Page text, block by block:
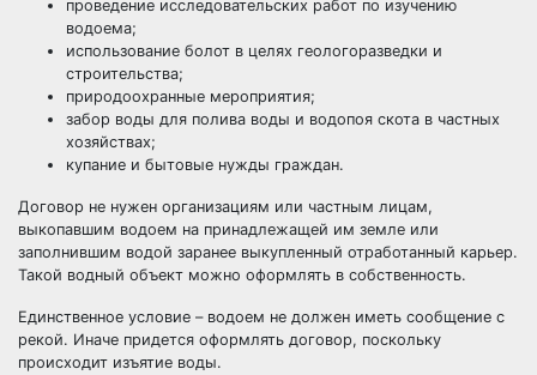
проведение исследовательских работ по изучению
водоема;
использование болот в целях геологоразведки и
строительства;
природоохранные мероприятия;
забор воды для полива воды и водопоя скота в частных
хозяйствах;
купание и бытовые нужды граждан.
Договор не нужен организациям или частным лицам,
выкопавшим водоем на принадлежащей им земле или
заполнившим водой заранее выкупленный отработанный карьер.
Такой водный объект можно оформлять в собственность.
Единственное условие – водоем не должен иметь сообщение с
рекой. Иначе придется оформлять договор, поскольку
происходит изъятие воды.